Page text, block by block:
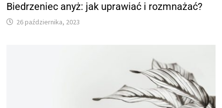
Biedrzeniec anyż: jak uprawiać i rozmnażać?
26 października, 2023